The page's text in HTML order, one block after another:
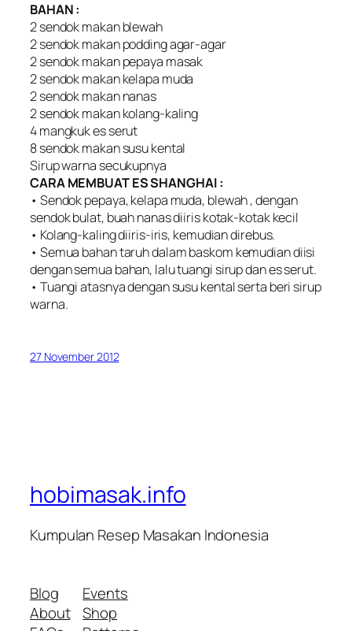
BAHAN :
2 sendok makan blewah
2 sendok makan podding agar-agar
2 sendok makan pepaya masak
2 sendok makan kelapa muda
2 sendok makan nanas
2 sendok makan kolang-kaling
4 mangkuk es serut
8 sendok makan susu kental
Sirup warna secukupnya
CARA MEMBUAT ES SHANGHAI :
• Sendok pepaya, kelapa muda, blewah , dengan
sendok bulat, buah nanas diiris kotak-kotak kecil
• Kolang-kaling diiris-iris, kemudian direbus.
• Semua bahan taruh dalam baskom kemudian diisi
dengan semua bahan, lalu tuangi sirup dan es serut.
• Tuangi atasnya dengan susu kental serta beri sirup
warna.
27 November 2012
hobimasak.info
Kumpulan Resep Masakan Indonesia
Blog
About
Events
Shop